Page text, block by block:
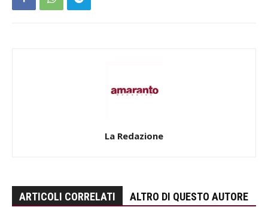
La Redazione
ARTICOLI CORRELATI ALTRO DI QUESTO AUTORE